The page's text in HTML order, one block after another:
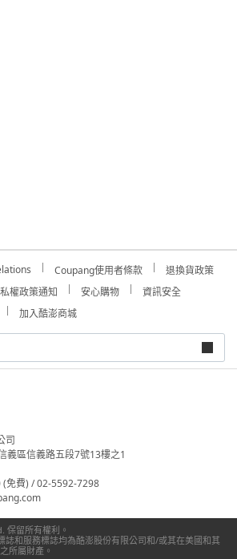
Coupang使用者條款
退換貨政策
權政策通知 安心購物
資訊安全
加入酷澎商城
司
義區信義路五段7號13樓之1
免費) / 02-5592-7298
留所有權利。
誌和服務標誌均為酷澎股份有限公司和/或其在美國和其
所屬財產。